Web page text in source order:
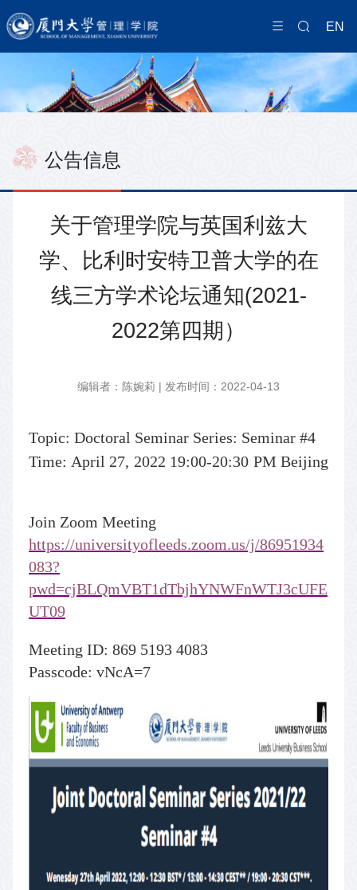
EN
公告信息
关于管理学院与英国利兹大
学、比利时安特卫普大学的在
线三方学术论坛通知(2021-
2022第四期）
编辑者：陈婉莉 | 发布时间：2022-04-13
Topic: Doctoral Seminar Series: Seminar #4
Time: April 27, 2022 19:00-20:30 PM Beijing
Join Zoom Meeting
https://universityofleeds.zoom.us/j/86951934
083?
pwd=cjBLQmVBT1dTbjhYNWFnWTJ3cUFE
UT09
Meeting ID: 869 5193 4083
Passcode: vNcA=7